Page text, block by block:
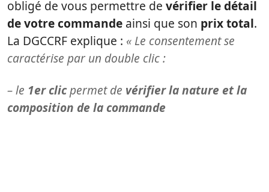
obligé de vous permettre de vérifier le détail
de votre commande ainsi que son prix total.
La DGCCRF explique : « Le consentement se
caractérise par un double clic :
– le 1er clicpermet de vérifier la nature et la
composition de la commande